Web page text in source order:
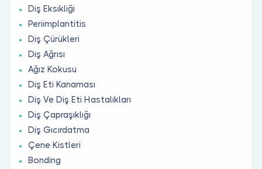
Diş Eksikliği
Periimplantitis
Diş Çürükleri
Diş Ağrısı
Ağız Kokusu
Diş Eti Kanaması
Diş Ve Diş Eti Hastalıkları
Diş Çapraşıklığı
Diş Gıcırdatma
Çene Kistleri
Bonding